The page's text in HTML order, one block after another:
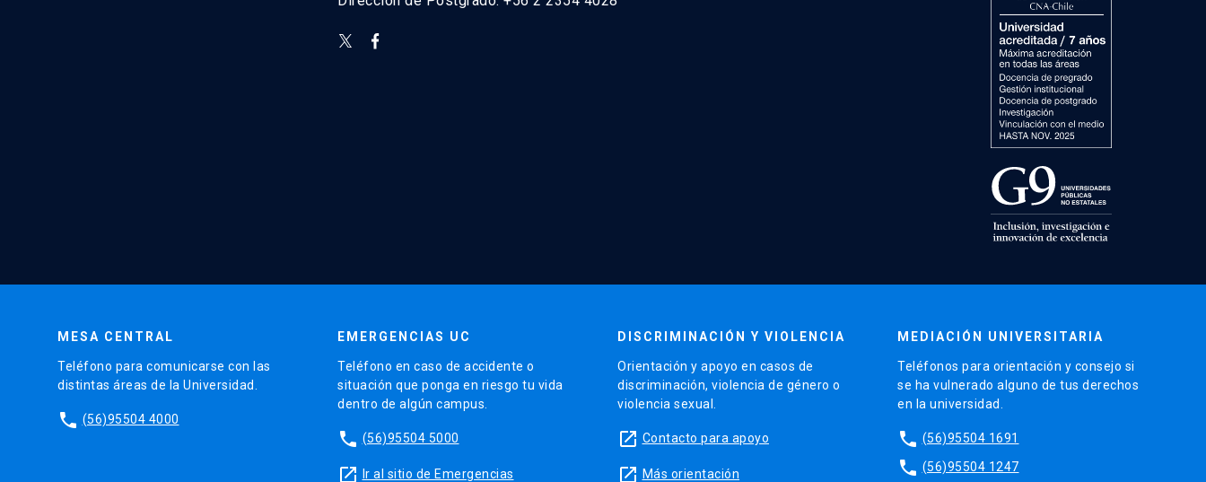
MESA CENTRAL
Teléfono para comunicarse con las
distintas áreas de la Universidad.
phone (56)95504 4000
EMERGENCIAS UC
Teléfono en caso de accidente o
situación que ponga en riesgo tu vida
dentro de algún campus.
phone (56)95504 5000
launch Ir al sitio de Emergencias
DISCRIMINACIÓN Y VIOLENCIA
Orientación y apoyo en casos de
discriminación, violencia de género o
violencia sexual.
launch Contacto para apoyo
launch Más orientación
MEDIACIÓN UNIVERSITARIA
Teléfonos para orientación y consejo si
se ha vulnerado alguno de tus derechos
en la universidad.
phone (56)95504 1691
phone (56)95504 1247